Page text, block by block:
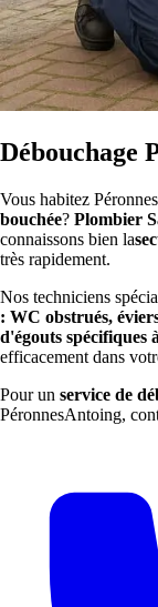
Débouchage
Vous habitez
bouchée? Plombier
connaissons bien la
très rapidement.
Nos techniciens
: WC obstrués,
d'égouts spécifiques
efficacement dans
Pour un service de
PéronnesAntoing,